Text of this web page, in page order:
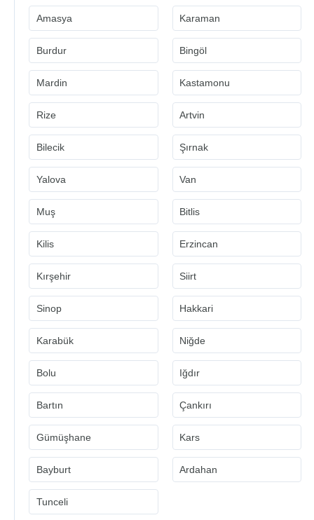
Amasya Karaman
Burdur Bingöl
Mardin Kastamonu
Rize Artvin
Bilecik Şırnak
Yalova Van
Muş Bitlis
Kilis Erzincan
Kırşehir Siirt
Sinop Hakkari
Karabük Niğde
Bolu Iğdır
Bartın Çankırı
Gümüşhane Kars
Bayburt Ardahan
Tunceli